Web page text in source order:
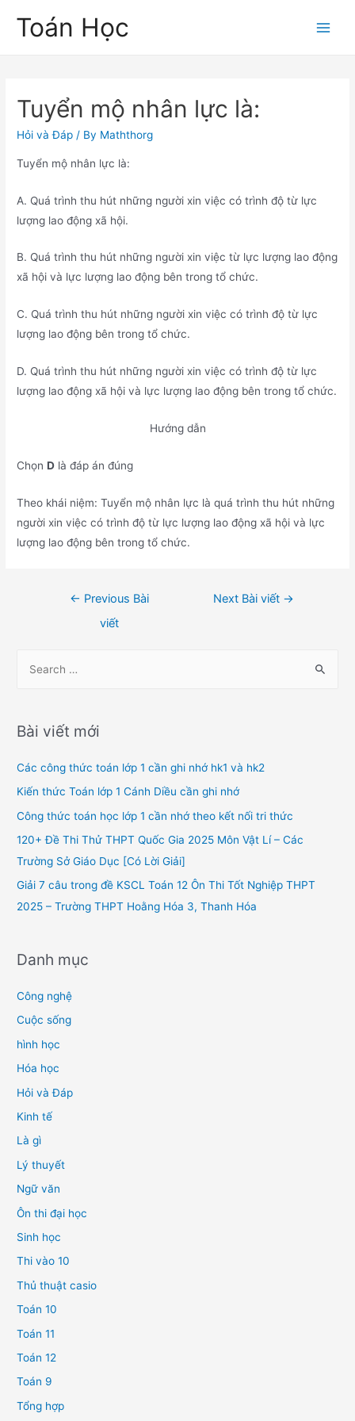
Toán Học
Tuyển mộ nhân lực là:
Hỏi và Đáp / By Maththorg
Tuyển mộ nhân lực là:
A. Quá trình thu hút những người xin việc có trình độ từ lực
lượng lao động xã hội.
B. Quá trình thu hút những người xin việc từ lực lượng lao động
xã hội và lực lượng lao động bên trong tổ chức.
C. Quá trình thu hút những người xin việc có trình độ từ lực
lượng lao động bên trong tổ chức.
D. Quá trình thu hút những người xin việc có trình độ từ lực
lượng lao động xã hội và lực lượng lao động bên trong tổ chức.
Hướng dẫn
ChọnD là đáp án đúng
Theo khái niệm: Tuyển mộ nhân lực là quá trình thu hút những
người xin việc có trình độ từ lực lượng lao động xã hội và lực
lượng lao động bên trong tổ chức.
← Previous Bài
viết
Next Bài viết →
r
h
f
o
Bài viết mới
Các công thức toán lớp 1 cần ghi nhớ hk1 và hk2
Kiến thức Toán lớp 1 Cánh Diều cần ghi nhớ
Công thức toán học lớp 1 cần nhớ theo kết nối tri thức
120+ Đề Thi Thử THPT Quốc Gia 2025 Môn Vật Lí – Các
Trường Sở Giáo Dục [Có Lời Giải]
Giải 7 câu trong đề KSCL Toán 12 Ôn Thi Tốt Nghiệp THPT
2025 – Trường THPT Hoằng Hóa 3, Thanh Hóa
Danh mục
Công nghệ
Cuộc sống
hình học
Hóa học
Hỏi và Đáp
Kinh tế
Là gì
Lý thuyết
Ngữ văn
Ôn thi đại học
Sinh học
Thi vào 10
Thủ thuật casio
Toán 10
Toán 11
Toán 12
Toán 9
Tổng hợp